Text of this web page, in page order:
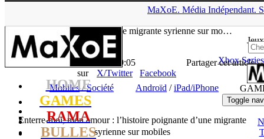
MaXoE. Média Indépendant.
HOME
GAMES
RAMA
BULLES
Jeux
Xbox
Toggle
l’histoire poignante d’une migrante syrienne sur mo…
- 12.10.17, 19:05
Partager cet article
sur
X/Twitter
Facebook
Mobiles/Société Androïd /iPad/iPhone
Enterre-moi, mon amour : l’histoire poignante d’une migrante
syrienne sur mobiles